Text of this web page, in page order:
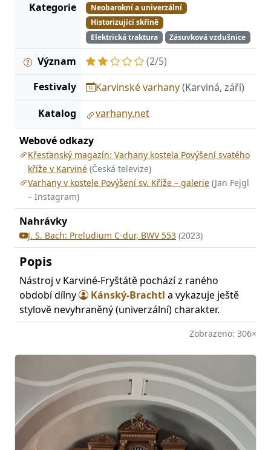
Kategorie
Neobarokní a univerzální
Historizující skříně
Elektrická traktura
Zásuvková vzdušnice
Význam
(2/5)
Festivaly
Karvinské varhany(Karviná, září)
Katalog
varhany.net
Webové odkazy
Křesťanský magazín: Varhany kostela Povýšení svatého
kříže v Karviné (Česká televize)
Varhany v kostele Povýšení sv. Kříže – galerie (Jan Fejgl
– Instagram)
Nahrávky
J. S. Bach: Preludium C-dur, BWV 553 (2023)
Popis
Nástroj v Karviné-Fryštátě pochází z raného
období dílny
Kánský-Brachtl a vykazuje ještě
stylově nevyhraněný (univerzální) charakter.
Zobrazeno: 306×